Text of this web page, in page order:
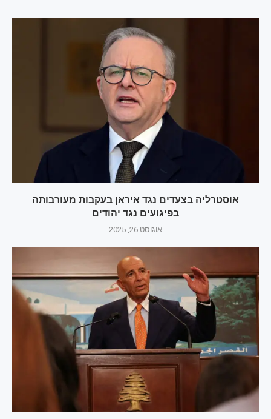
אוסטרליה בצעדים נגד איראן בעקבות מעורבותה
בפיגועים נגד יהודים
אוגוסט 26, 2025